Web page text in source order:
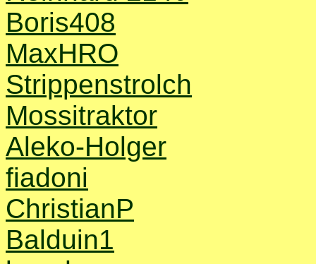
Boris408
MaxHRO
Strippenstrolch
Mossitraktor
Aleko-Holger
fiadoni
ChristianP
Balduin1